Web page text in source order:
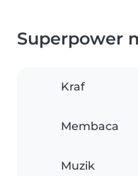
Superpower
Kraf
Membaca
Muzik